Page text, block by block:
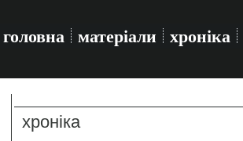
головна матеріали хроніка
хроніка